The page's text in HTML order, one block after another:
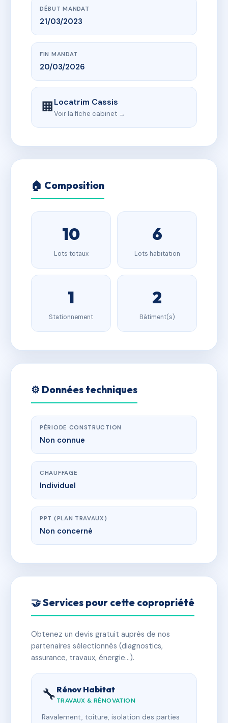
DÉBUT MANDAT
21/03/2023
FIN MANDAT
20/03/2026
🏢Locatrim Cassis
Voir la fiche cabinet →
🏠 Composition
10
Lots totaux
6
Lots habitation
1
Stationnement
2
Bâtiment(s)
⚙️ Données techniques
PÉRIODE CONSTRUCTION
Non connue
CHAUFFAGE
Individuel
PPT (PLAN TRAVAUX)
Non concerné
🤝 Services pour cette copropriété
Obtenez un devis gratuit auprès de nos
partenaires sélectionnés (diagnostics,
assurance, travaux, énergie…).
🔧 Rénov Habitat
TRAVAUX & RÉNOVATION
Ravalement, toiture, isolation des parties